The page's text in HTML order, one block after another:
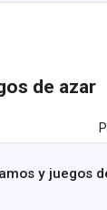
de azar
y juegos